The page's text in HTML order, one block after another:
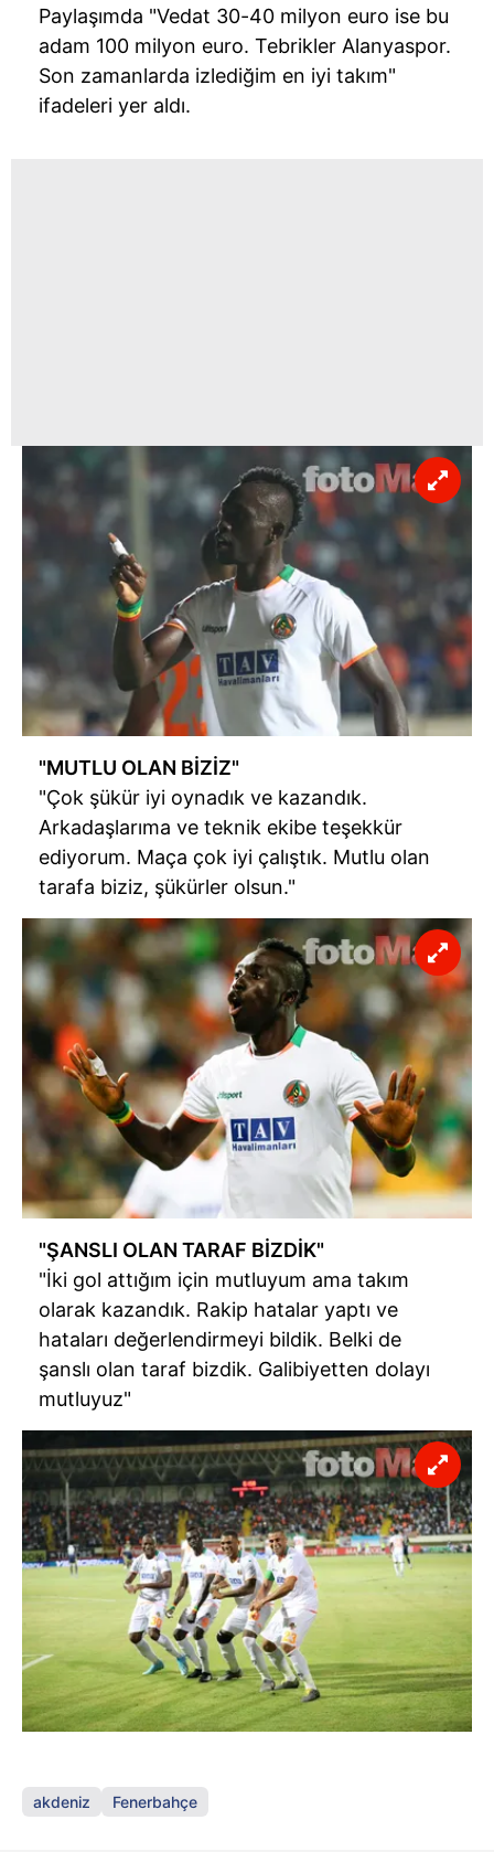
Paylaşımda "Vedat 30-40 milyon euro ise bu
adam 100 milyon euro. Tebrikler Alanyaspor.
Son zamanlarda izlediğim en iyi takım"
ifadeleri yer aldı.
"MUTLU OLAN BİZİZ"
"Çok şükür iyi oynadık ve kazandık.
Arkadaşlarıma ve teknik ekibe teşekkür
ediyorum. Maça çok iyi çalıştık. Mutlu olan
tarafa biziz, şükürler olsun."
"ŞANSLI OLAN TARAF BİZDİK"
"İki gol attığım için mutluyum ama takım
olarak kazandık. Rakip hatalar yaptı ve
hataları değerlendirmeyi bildik. Belki de
şanslı olan taraf bizdik. Galibiyetten dolayı
mutluyuz"
akdeniz Fenerbahçe